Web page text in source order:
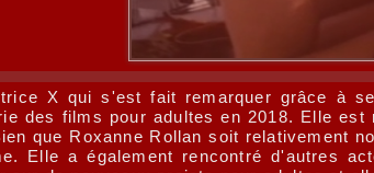
X qui s'est fait remarquer grâce à
des films pour adultes en 2018. Elle
que Roxanne Rollan soit relativement
Elle a également rencontré d'autres